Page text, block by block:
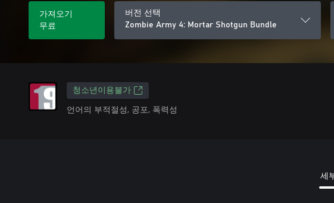
가져오기
무료
버전 선택
Zombie Army 4: Mortar Shotgun Bundle
청소년이용불가
언어의 부적절성, 공포, 폭력성
세